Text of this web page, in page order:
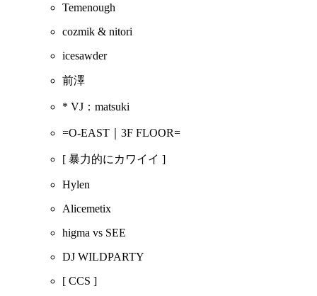
Temenough
cozmik & nitori
icesawder
前澤
* VJ：matsuki
=O-EAST｜3F FLOOR=
[ 暴力的にカワイイ ]
Hylen
Alicemetix
higma vs SEE
DJ WILDPARTY
[ CCS ]